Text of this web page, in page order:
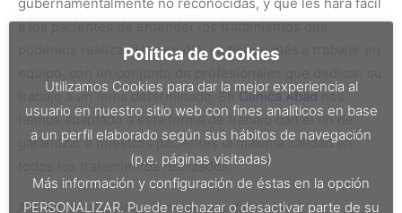
a los pacientes de entender los tratamientos que
podemos realizar. Hoy en día, se tiende más a trabajar en
trabajo a un tema determinado. EnClínica Abadnos
hemos adaptado a esta forma de trabajo con el fin de
garantizar a nuestros pacientes la máxima calidad en
todos los tratamientos realizados.
Así, fundamentalmente podemos dividir las
Política de Cookies
Utilizamos Cookies para dar la mejor experiencia al
usuario en nuestro sitio web con fines analíticos en base
a un perfil elaborado según sus hábitos de navegación
(p.e. páginas visitadas)
Más información y configuración de éstas en la opción
PERSONALIZAR. Puede rechazar o desactivar parte de su